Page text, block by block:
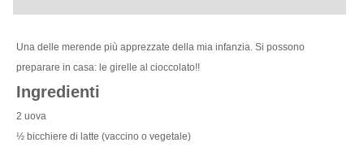
Una delle merende più apprezzate della mia infanzia. Si possono
preparare in casa: le girelle al cioccolato!!
Ingredienti
2 uova
½ bicchiere di latte (vaccino o vegetale)